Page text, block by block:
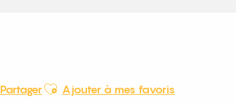
PartagerAjouter aux favoris
Ajouter à mes favoris